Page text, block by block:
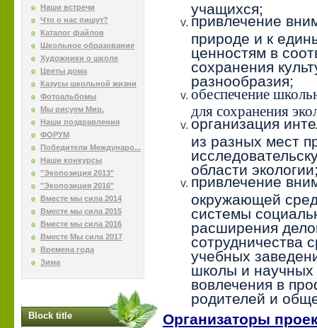
Наши встречи
Что о нас пишут?
Каталог файлов
Школьное образование
Художники о школе
Цветы дома
Казусы школьной жизни
Фотоальбомы
Мы рисуем Мир.
Наши поздравления
ФОРУМ
Победители Междунаро...
Наши конкурсы
"Экопозиция 2013"
"Экопозиция 2016"
Вместе мы сила 2014
Вместе мы сила 2015
Вместе мы сила 2016
Вместе Мы сила 2017
Времена года
Зима
Block title
учащихся;
привлечение
природе и к
ценностям в
сохранения
разнообразия;
обеспечение
для сохранения
организация
из разных мест
области
привлечение
окружающей
системы
расширения
сотрудничества
учебных
школы и научных
вовлечения в
родителей и
Организаторы